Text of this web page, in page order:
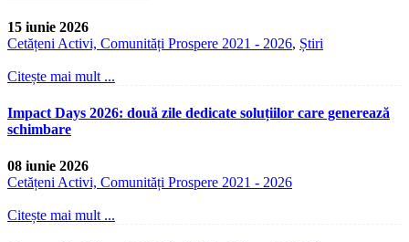
15 iunie 2026
Cetățeni Activi, Comunități Prospere 2021 - 2026, Știri
Citește mai mult ...
Impact Days 2026: două zile dedicate soluțiilor care generează
schimbare
08 iunie 2026
Cetățeni Activi, Comunități Prospere 2021 - 2026
Citește mai mult ...